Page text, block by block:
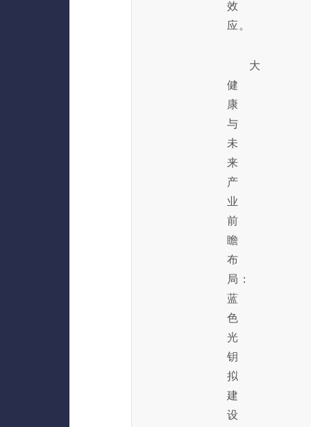
效
应。
大
健
康
与
未
来
产
业
前
瞻
布
局：
蓝
色
光
钥
拟
建
设